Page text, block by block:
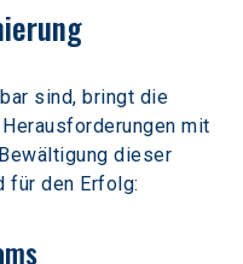
sind, bringt die
mit
dieser
für den Erfolg: